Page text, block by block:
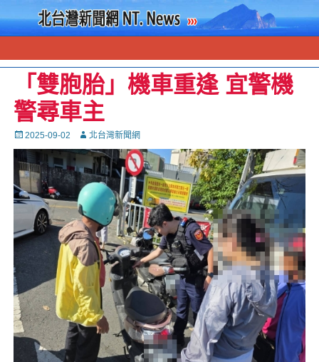
「雙胞胎」機車重逢 宜警機
警尋車主
Posted
on
2025-09-02 Autor北台灣新聞網